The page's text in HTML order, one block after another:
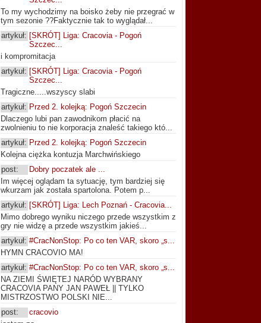
To my wychodzimy na boisko żeby nie przegrać w
tym sezonie ??Faktycznie tak to wyglądał...
artykuł: [SKRÓT] Liga: Cracovia - Pogoń
Szczec...
i kompromitacja
artykuł: [SKRÓT] Liga: Cracovia - Pogoń
Szczec...
Tragiczne.....wszyscy slabi
artykuł: Przed 2. kolejką: Pogoń Szczecin
Dlaczego lubi pan zawodnikom płacić na
zwolnieniu to nie korporacja znaleść takiego któ...
artykuł: Przed 2. kolejką: Pogoń Szczecin
Kolejna ciężka kontuzja Marchwińskiego
post:
Dobry poczatek ale ...
Im więcej oglądam ta sytuację, tym bardziej się
wkurzam jak została spartolona. Potem p...
artykuł: [SKRÓT] Liga: Lech Poznań - Cracovia...
Mimo dobrego wyniku niczego przede wszystkim z
gry nie widzę a przede wszystkim jakieś...
artykuł: #CracNonStop: Po co ten VAR, skoro „s...
HYMN CRACOVIO MA!
artykuł: #CracNonStop: Po co ten VAR, skoro „s...
NA ZIEMI ŚWIĘTEJ NARÓD WYBRANY
CRACOVIA PANY JAN PAWEŁ || TYLKO
MISTRZOSTWO POLSKI NIE...
post:
cracovio